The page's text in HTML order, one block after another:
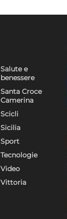
Salute e
benessere
Santa Croce
Camerina
Scicli
Sicilia
Sport
Tecnologie
Video
Vittoria